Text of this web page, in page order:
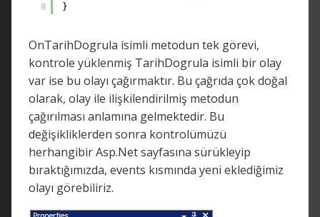
8
}
OnTarihDogrula isimli metodun tek görevi,
kontrole yüklenmiş TarihDogrula isimli bir olay
var ise bu olayı çağırmaktır. Bu çağrıda çok doğal
olarak, olay ile ilişkilendirilmiş metodun
çağırılması anlamına gelmektedir. Bu
değişikliklerden sonra kontrolümüzü
herhangibir Asp.Net sayfasına sürükleyip
bıraktığımızda, events kısmında yeni eklediğimiz
olayı görebiliriz.